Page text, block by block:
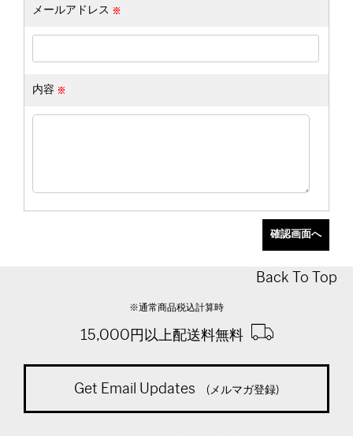
メールアドレス
内容
Back To Top
※通常商品税込計算時
15,000円以上配送料無料
Get Email Updates (メルマガ登録)